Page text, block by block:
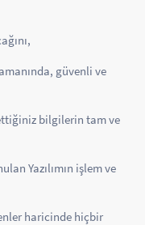
güvenli ve
bilgilerin tam ve
Yazılımın işlem ve
haricinde hiçbir